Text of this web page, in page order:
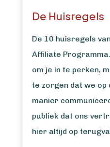
De Huisregels
De 10 huisregels
Affiliate
om je in te perken,
te zorgen dat we op
manier
publiek dat ons
hier altijd op